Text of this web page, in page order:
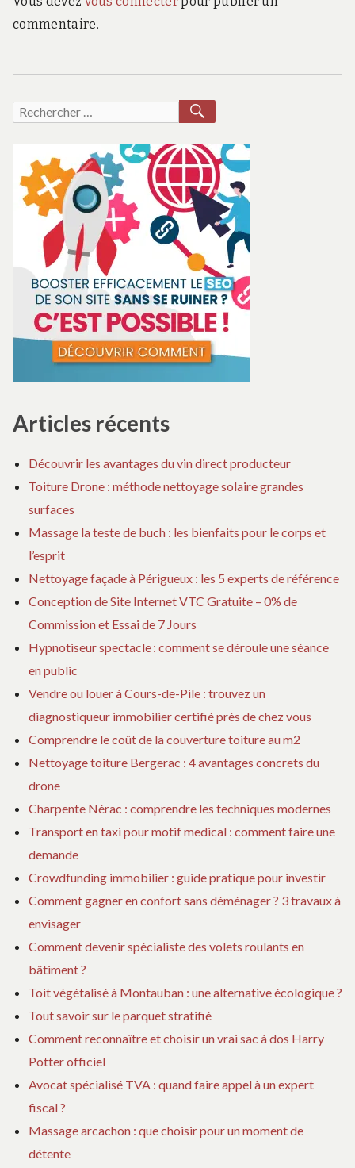
commentaire.
Recherche
Articles récents
Découvrir les avantages du vin direct producteur
Toiture Drone : méthode nettoyage solaire grandes
surfaces
Massage la teste de buch : les bienfaits pour le corps et
l’esprit
Nettoyage façade à Périgueux : les 5 experts de référence
Conception de Site Internet VTC Gratuite – 0% de
Commission et Essai de 7 Jours
Hypnotiseur spectacle : comment se déroule une séance
en public
Vendre ou louer à Cours-de-Pile : trouvez un
diagnostiqueur immobilier certifié près de chez vous
Comprendre le coût de la couverture toiture au m2
Nettoyage toiture Bergerac : 4 avantages concrets du
drone
Charpente Nérac : comprendre les techniques modernes
Transport en taxi pour motif medical : comment faire une
demande
Crowdfunding immobilier : guide pratique pour investir
Comment gagner en confort sans déménager ? 3 travaux à
envisager
Comment devenir spécialiste des volets roulants en
bâtiment ?
Toit végétalisé à Montauban : une alternative écologique ?
Tout savoir sur le parquet stratifié
Comment reconnaître et choisir un vrai sac à dos Harry
Potter officiel
Avocat spécialisé TVA : quand faire appel à un expert
fiscal ?
Massage arcachon : que choisir pour un moment de
détente